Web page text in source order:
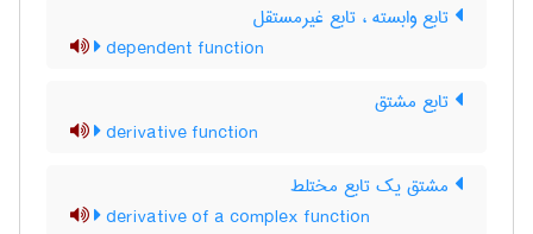
تابع وابسته ، تابع غیرمستقل
dependent function
تابع مشتق
derivative function
مشتق یک تابع مختلط
derivative of a complex function